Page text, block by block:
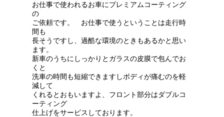
お仕事で使われるお車にプレミアムコーティング
の
ご依頼です。 お仕事で使うということは走行時
間も
長そうですし、過酷な環境のときもあるかと思い
ます。
新車のうちにしっかりとガラスの皮膜で包んでお
くと
洗車の時間も短縮できますしボディが痛むのを軽
減して
くれるとおもいますよ、フロント部分はダブルコ
ーティング
仕上げをサービスしております。